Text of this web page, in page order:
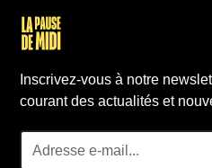
Inscrivez-vous à notre
courant des actualités et